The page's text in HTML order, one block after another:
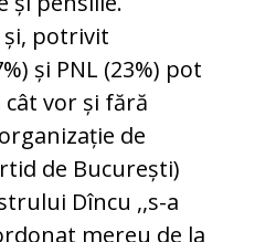
și, potrivit
și PNL (23%) pot
vor și fără
de
de București)
Dîncu ,,s-a
mereu de la